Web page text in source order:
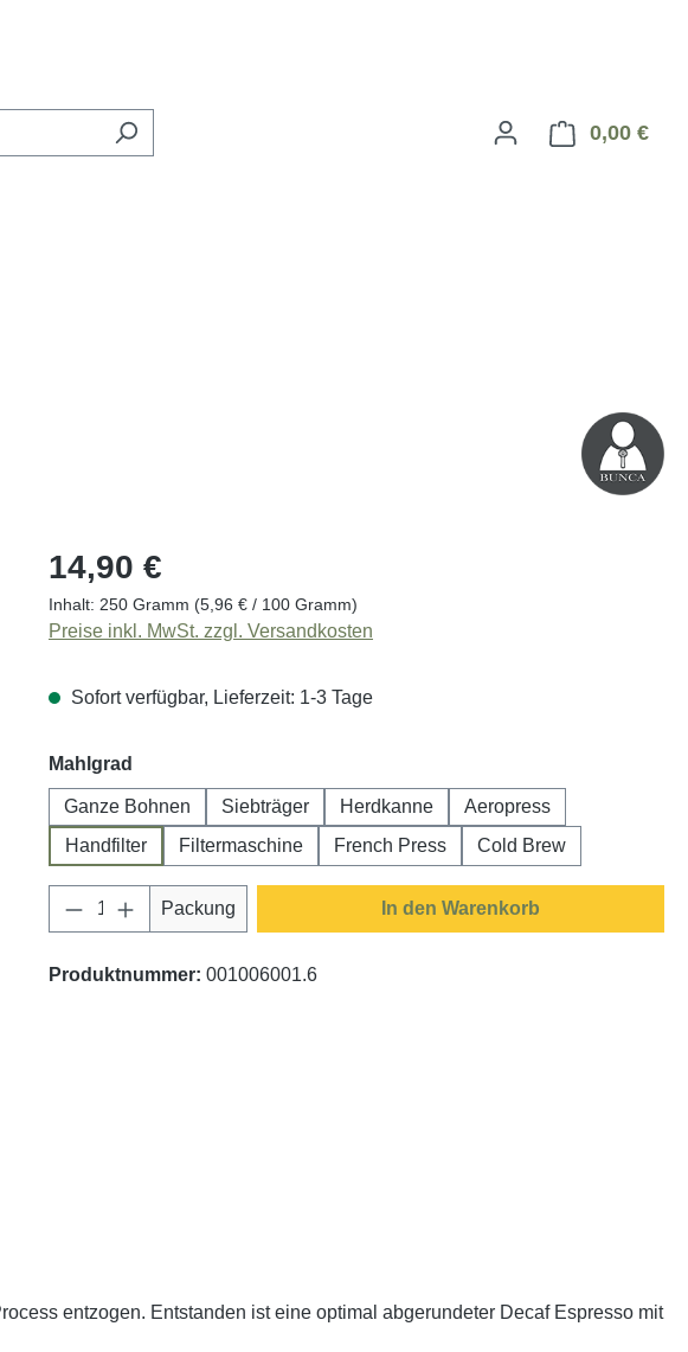
0,00 €
14,90 €
Inhalt: 250 Gramm (5,96 € / 100 Gramm)
Preise inkl. MwSt. zzgl. Versandkosten
Sofort verfügbar, Lieferzeit: 1-3 Tage
Mahlgrad
Ganze Bohnen Siebträger Herdkanne
Aeropress
Handfilter
Filtermaschine French Press Cold Brew
Produkt Anzahl: Gib den gewünschten Wert ein
Packung In den Warenkorb
Produktnummer: 001006001.6
entzogen. Entstanden ist eine optimal abgerundeter Decaf Espresso mit